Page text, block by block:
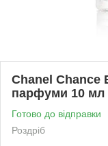
Chanel Chance
парфуми 10 мл
Готово до відправки
Роздріб